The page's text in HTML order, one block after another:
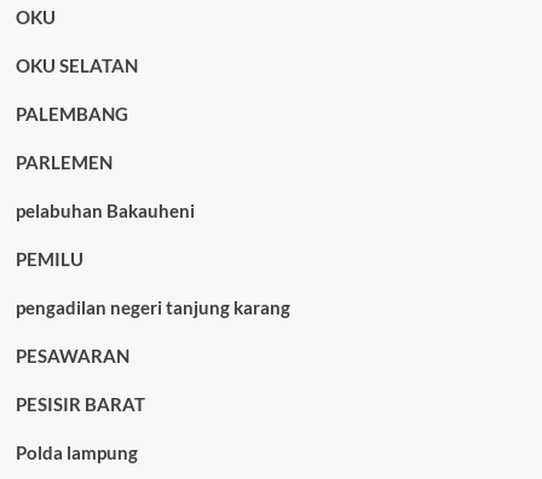
OKU
OKU SELATAN
PALEMBANG
PARLEMEN
pelabuhan Bakauheni
PEMILU
pengadilan negeri tanjung karang
PESAWARAN
PESISIR BARAT
Polda lampung